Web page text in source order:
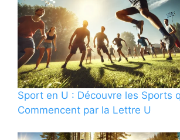
Sport en U : Découvre les Sports
Commencent par la Lettre U